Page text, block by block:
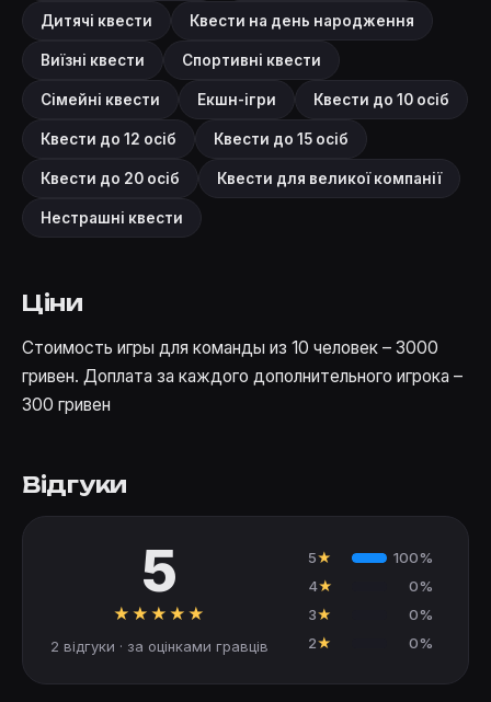
Дитячі квести Квести на день народження
Виїзні квести Спортивні квести
Сімейні квести Екшн-ігри Квести до 10 осіб
Квести до 12 осіб Квести до 15 осіб
Квести до 20 осіб Квести для великої компанії
Нестрашні квести
Ціни
Стоимость игры для команды из 10 человек – 3000
гривен. Доплата за каждого дополнительного игрока –
300 гривен
Відгуки
5
★ ★ ★ ★ ★
2 відгуки · за оцінками гравців
5★
100%
4★
0%
3★
0%
2★ 0%